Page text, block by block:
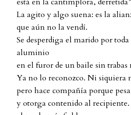
La agito y algo suena: es la
que aún no la vendí.
Se desperdiga el marido por
aluminio
en el furor de un baile sin trabas
Ya no lo reconozco. Ni siquiera
pero hace compañía porque pesa
y otorga contenido al recipiente.